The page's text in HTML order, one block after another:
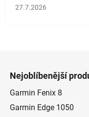
Hodnocení obchodu
27.7.2026
Nejoblíbenější
Garmin Fenix 8
Garmin Edge 1050